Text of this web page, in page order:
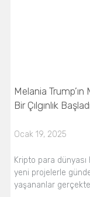
Melania
Bir Çılgınlık
Ocak 19, 2025
Kripto para
yeni projelerle
yaşananlar